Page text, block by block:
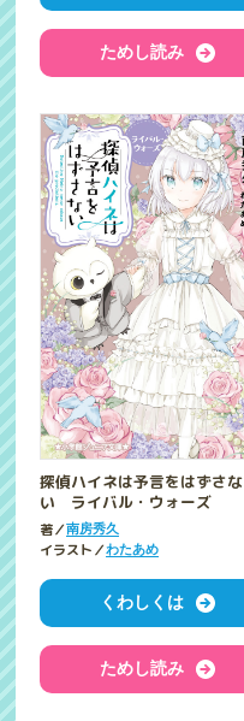
ためし読み
探偵ハイネは予言をはずさな
い ライバル・ウォーズ
著／南房秀久
イラスト／わたあめ
くわしくは
ためし読み